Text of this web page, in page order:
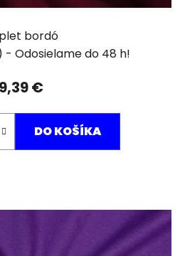
bordó
9,39 €
DO KOŠÍKA